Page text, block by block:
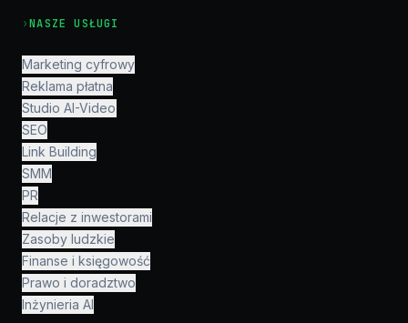
›NASZE USŁUGI
Marketing cyfrowy
Reklama płatna
Studio AI-Video
SEO
Link Building
SMM
PR
Relacje z inwestorami
Zasoby ludzkie
Finanse i księgowość
Prawo i doradztwo
Inżynieria AI